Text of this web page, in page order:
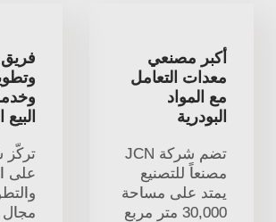
أكبر مصنعي
معدات التعامل
مع المواد
البودرية
تضم شركة JCN
مصنعاً للتصنيع
يمتد على مساحة
30,000 متر مربع
على